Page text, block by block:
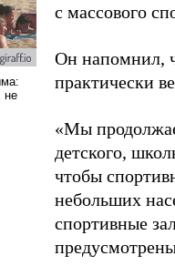
с массового
Он напомнил,
практически
«Мы
детского,
чтобы
небольших
спортивные